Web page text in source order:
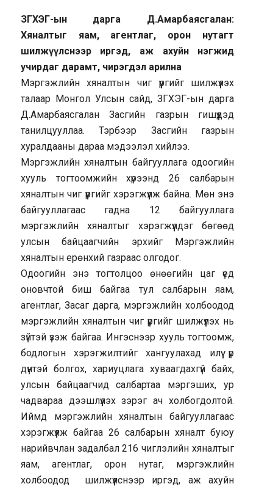
ЗГХЭГ-ын дарга Д.Амарбаясгалан:
Хяналтыг яам, агентлаг, орон нутагт
шилжүүлснээр иргэд, аж ахуйн нэгжид
учирдаг дарамт, чирэгдэл арилна
Мэргэжлийн хяналтын чиг үүргийг шилжүүлэх
талаар Монгол Улсын сайд, ЗГХЭГ-ын дарга
Д.Амарбаясгалан Засгийн газрын гишүүдэд
танилцууллаа. Тэрбээр Засгийн газрын
хуралдааны дараа мэдээлэл хийлээ.
Мэргэжлийн хяналтын байгууллага одоогийн
хууль тогтоомжийн хүрээнд 26 салбарын
хяналтын чиг үүргийг хэрэгжүүлж байна. Мөн энэ
байгууллагаас гадна 12 байгууллага
мэргэжлийн хяналтыг хэрэгжүүлдэг бөгөөд
улсын байцаагчийн эрхийг Мэргэжлийн
хяналтын ерөнхий газраас олгодог.
Одоогийн энэ тогтолцоо өнөөгийн цаг үед
оновчтой биш байгаа тул салбарын яам,
агентлаг, Засаг дарга, мэргэжлийн холбоодод
мэргэжлийн хяналтын чиг үүргийг шилжүүлэх нь
зүйтэй үзэж байгаа. Ингэснээр хууль тогтоомж,
бодлогын хэрэгжилтийг хангуулахад илүү үр
дүнтэй болгох, хариуцлага хуваагдахгүй байх,
улсын байцаагчид салбартаа мэргэших, ур
чадвараа дээшлүүлэх зэрэг ач холбогдолтой.
Иймд мэргэжлийн хяналтын байгууллагаас
хэрэгжүүлж байгаа 26 салбарын хяналт буюу
нарийвчлан задалбал 216 чиглэлийн хяналтыг
яам, агентлаг, орон нутаг, мэргэжлийн
холбоодод шилжүүлснээр иргэд, аж ахуйн